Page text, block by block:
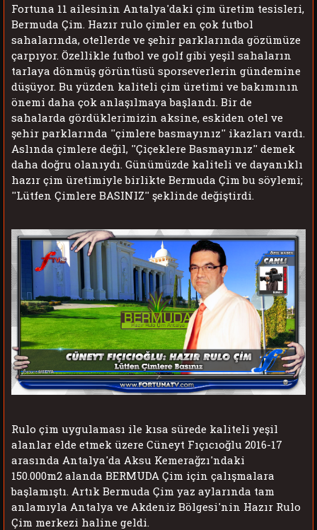
Fortuna 11 ailesinin Antalya'daki çim üretim tesisleri,
Bermuda Çim. Hazır rulo çimler en çok futbol
sahalarında, otellerde ve şehir parklarında gözümüze
çarpıyor. Özellikle futbol ve golf gibi yeşil sahaların
tarlaya dönmüş görüntüsü sporseverlerin gündemine
düşüyor. Bu yüzden kaliteli çim üretimi ve bakımının
önemi daha çok anlaşılmaya başlandı. Bir de
sahalarda gördüklerimizin aksine, eskiden otel ve
şehir parklarında ''çimlere basmayınız'' ikazları vardı.
Aslında çimlere değil, ''Çiçeklere Basmayınız'' demek
daha doğru olanıydı. Günümüzde kaliteli ve dayanıklı
hazır çim üretimiyle birlikte Bermuda Çim bu söylemi;
''Lütfen Çimlere BASINIZ'' şeklinde değiştirdi.
Rulo çim uygulaması ile kısa sürede kaliteli yeşil
alanlar elde etmek üzere Cüneyt Fıçıcıoğlu 2016-17
arasında Antalya'da Aksu Kemerağzı'ndaki
150.000m2 alanda BERMUDA Çim için çalışmalara
başlamıştı. Artık Bermuda Çim yaz aylarında tam
anlamıyla Antalya ve Akdeniz Bölgesi'nin Hazır Rulo
Çim merkezi haline geldi.